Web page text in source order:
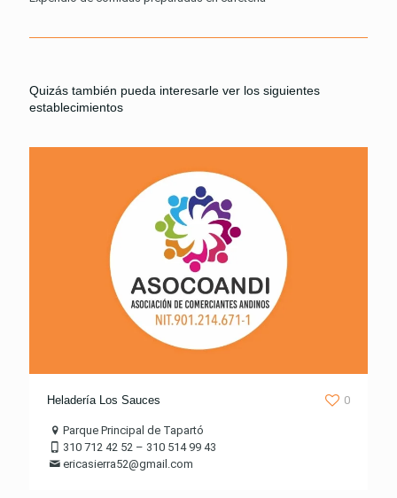
Quizás también pueda interesarle ver los siguientes
establecimientos
Heladería Los Sauces 0
Parque Principal de Tapartó
310 712 42 52 – 310 514 99 43
ericasierra52@gmail.com